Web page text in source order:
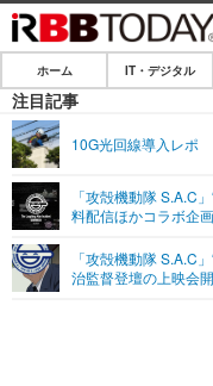
ホーム
IT・デジタル
ネタ
ショッピング
SPEED TEST
エンタメ
エンタメTOP
ライフ
ホーム IT・デジタル
注目記事
10G光回線導入レポ
「攻殻機動隊 S.A.C
料配信ほかコラボ企
「攻殻機動隊 S.A.C
治監督登壇の上映会